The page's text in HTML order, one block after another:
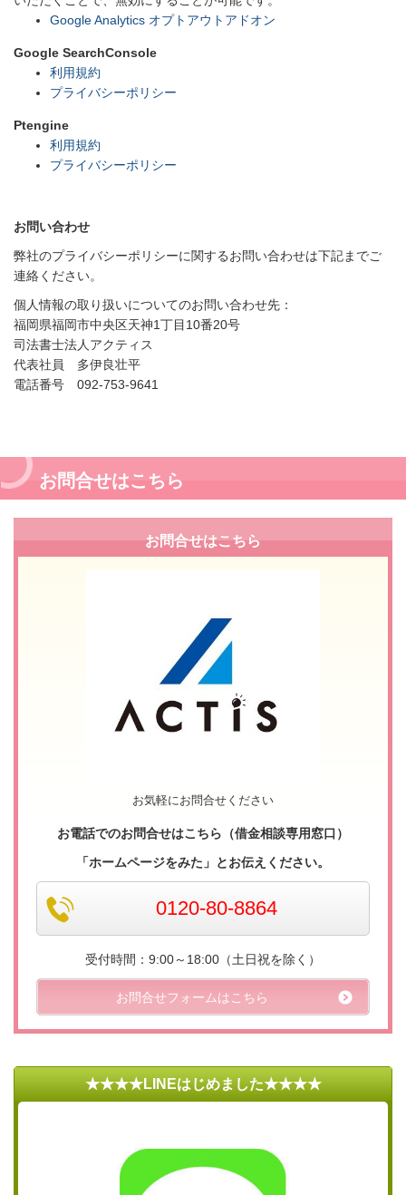
Google Analytics オプトアウト アドオン
Google SearchConsole
利用規約
プライバシーポリシー
Ptengine
利用規約
プライバシーポリシー
お問い合わせ
弊社のプライバシーポリシーに関するお問い合わせは下記までご
連絡ください。
個人情報の取り扱いについてのお問い合わせ先：
福岡県福岡市中央区天神1丁目10番20号
司法書士法人アクティス
代表社員 多伊良壮平
電話番号 092-753-9641
お問合せはこちら
お問合せはこちら
お気軽にお問合せください
お電話でのお問合せはこちら（借金相談専用窓口）
「ホームページをみた」とお伝えください。
0120-80-8864
受付時間：9:00～18:00（土日祝を除く）
お問合せフォームはこちら
★★★★LINEはじめました★★★★